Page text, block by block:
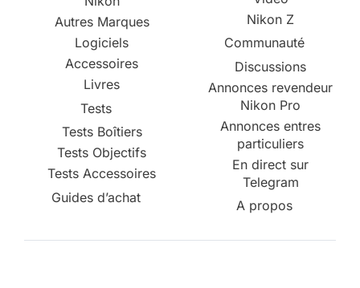
Autres Marques
Logiciels
Accessoires
Livres
Tests
Tests Boîtiers
Tests Objectifs
Tests Accessoires
Guides d’achat
Nikon Z
Communauté
Discussions
Annonces revendeur
Nikon Pro
Annonces entres
particuliers
En direct sur
Telegram
A propos